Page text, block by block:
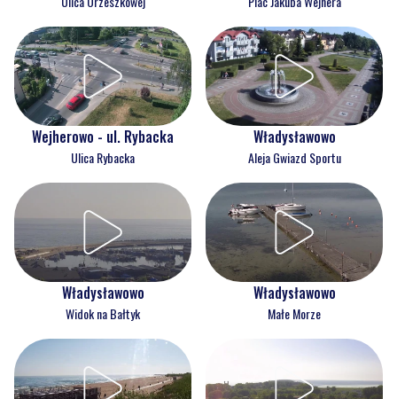
Wejherowo - ul. Rybacka
Ulica Rybacka
Władysławowo
Aleja Gwiazd Sportu
Władysławowo
Widok na Bałtyk
Władysławowo
Małe Morze